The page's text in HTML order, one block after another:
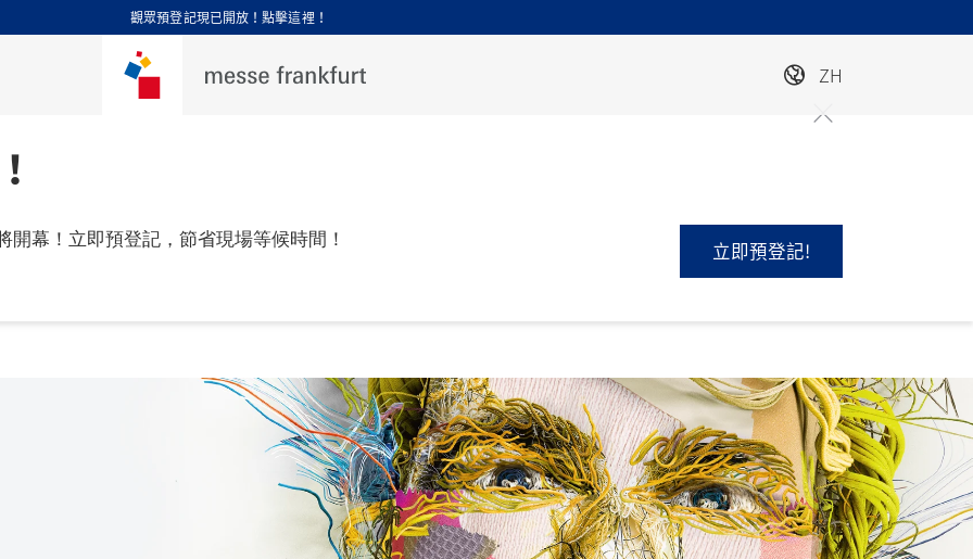
觀眾預登記現已開放！點擊這裡！
ZH
幕！立即預登記，節省現場等候時間！ 立即預登記!